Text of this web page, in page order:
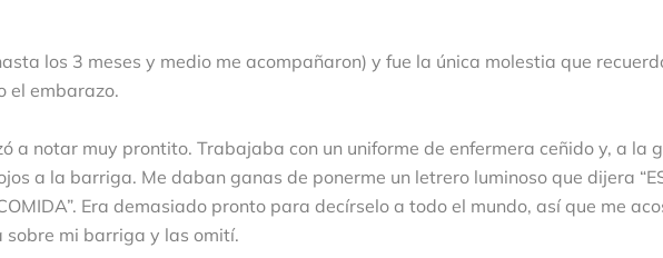
los 3 meses y medio me acompañaron) y fue la única molestia que
el embarazo.
a notar muy prontito. Trabajaba con un uniforme de enfermera ceñido y, a la
a la barriga. Me daban ganas de ponerme un letrero luminoso que dijera
Era demasiado pronto para decírselo a todo el mundo, así que me
mi barriga y las omití.